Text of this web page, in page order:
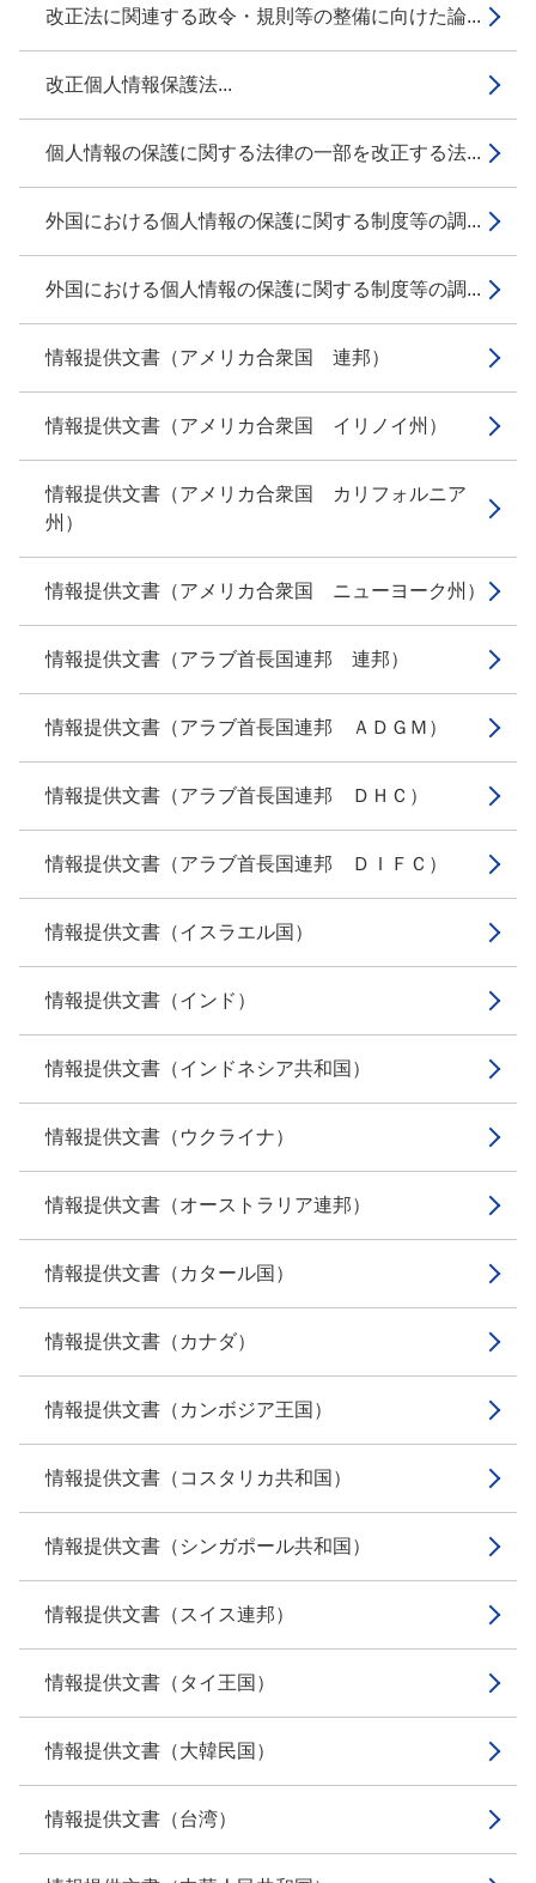
改正法に関連する政令・規則等の整備に向けた論...
改正個人情報保護法...
個人情報の保護に関する法律の一部を改正する法...
外国における個人情報の保護に関する制度等の調...
外国における個人情報の保護に関する制度等の調...
情報提供文書（アメリカ合衆国 連邦）
情報提供文書（アメリカ合衆国 イリノイ州）
情報提供文書（アメリカ合衆国 カリフォルニア
州）
情報提供文書（アメリカ合衆国 ニューヨーク州）
情報提供文書（アラブ首長国連邦 連邦）
情報提供文書（アラブ首長国連邦 ＡＤＧＭ）
情報提供文書（アラブ首長国連邦 ＤＨＣ）
情報提供文書（アラブ首長国連邦 ＤＩＦＣ）
情報提供文書（イスラエル国）
情報提供文書（インド）
情報提供文書（インドネシア共和国）
情報提供文書（ウクライナ）
情報提供文書（オーストラリア連邦）
情報提供文書（カタール国）
情報提供文書（カナダ）
情報提供文書（カンボジア王国）
情報提供文書（コスタリカ共和国）
情報提供文書（シンガポール共和国）
情報提供文書（スイス連邦）
情報提供文書（タイ王国）
情報提供文書（大韓民国）
情報提供文書（台湾）